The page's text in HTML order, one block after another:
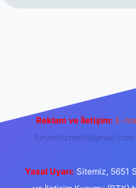
Reklam ve İletişim: E-
forumhizmeti@gmail.com
Yasal Uyarı: Sitemiz, 5651